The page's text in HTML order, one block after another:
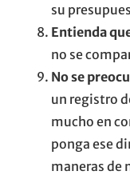
su
Entienda
no se
No se
un registro
mucho en
ponga ese
maneras de